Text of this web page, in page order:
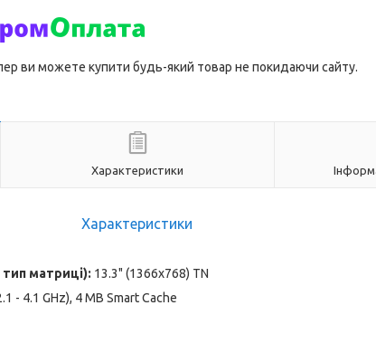
ви можете купити будь-який товар не покидаючи сайту.
Характеристики
Характеристики
тип матриці): 13.3" (1366x768) TN
- 4.1 GHz), 4 MB Smart Cache